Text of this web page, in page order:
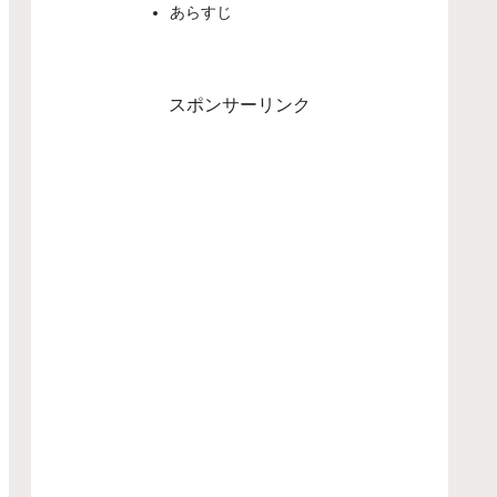
あらすじ
スポンサーリンク